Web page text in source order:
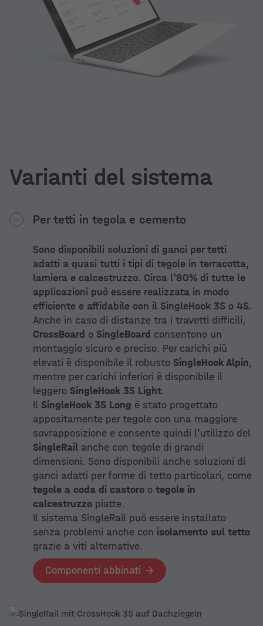
Varianti del sistema
Per tetti in tegola e cemento
Sono disponibili soluzioni di ganci per tetti
adatti a quasi tutti i tipi di tegole in terracotta,
lamiera e calcestruzzo. Circa l'80% di tutte le
applicazioni può essere realizzata in modo
efficiente e affidabile con il SingleHook 3S o 4S.
Anche in caso di distanze tra i travetti difficili,
CrossBoard o SingleBoard consentono un
montaggio sicuro e preciso. Per carichi più
elevati è disponibile il robusto SingleHook Alpin,
mentre per carichi inferiori è disponibile il
leggero SingleHook 3S Light.
Il SingleHook 3S Long è stato progettato
appositamente per tegole con una maggiore
sovrapposizione e consente quindi l’utilizzo del
SingleRail anche con tegole di grandi
dimensioni. Sono disponibili anche soluzioni di
ganci adatti per forme di tetto particolari, come
tegole a coda di castoro o tegole in
calcestruzzo piatte.
Il sistema SingleRail può essere installato
senza problemi anche con isolamento sul tetto
grazie a viti alternative.
Componenti abbinati